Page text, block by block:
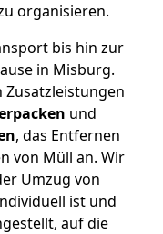
organisieren.
bis hin zur
in Misburg.
Zusatzleistungen
und
, das Entfernen
von Müll an. Wir
Umzug von
ist und
auf die